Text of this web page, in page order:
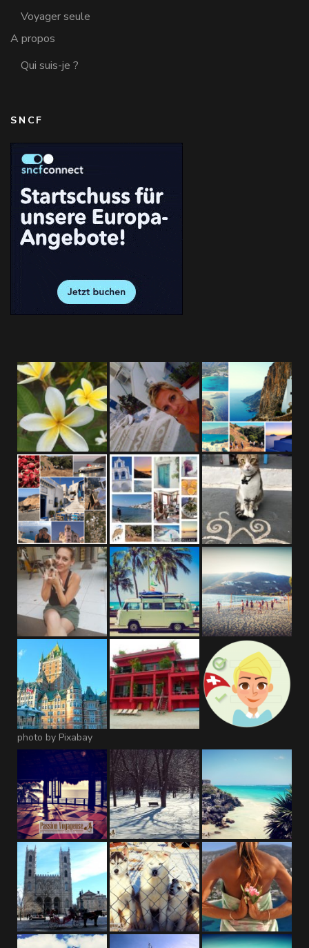
Voyager seule
A propos
Qui suis-je ?
SNCF
photo by Pixabay